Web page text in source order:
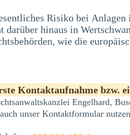
Risiko bei Anlagen
darüber hinaus in
wie die
zu erheblichen
Kontaktaufnahme bzw.
Engelhard,
unser Kontaktformular